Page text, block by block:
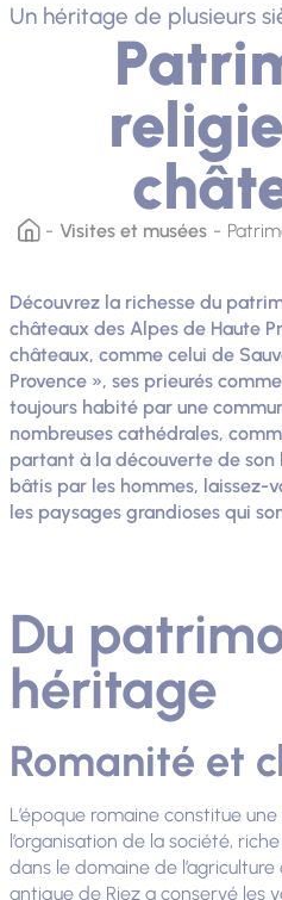
Un héritage de plusieurs
Visites et musées
Découvrez la richesse du
châteaux des Alpes de Haute
châteaux, comme celui de
Provence », ses prieurés
toujours habité par une
nombreuses cathédrales,
partant à la découverte de son
bâtis par les hommes, laissez-
les paysages grandioses qui
Du
héritage
Romanité et
L’époque romaine constitue
l’organisation de la société,
dans le domaine de l’agriculture
antique de Riez a conservé les